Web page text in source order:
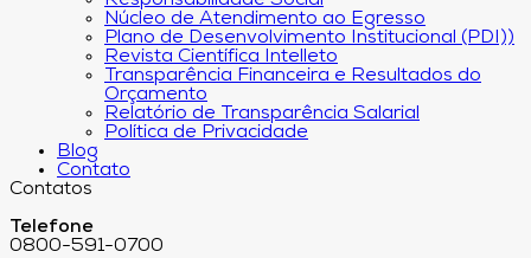
Núcleo de Atendimento ao Egresso
Plano de Desenvolvimento Institucional (PDI))
Revista Científica Intelleto
Transparência Financeira e Resultados do
Orçamento
Relatório de Transparência Salarial
Política de Privacidade
Blog
Contato
Contatos
Telefone
0800-591-0700